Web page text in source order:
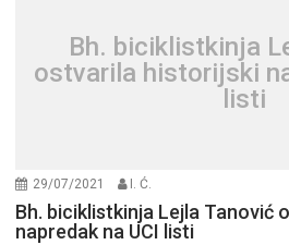
Bh. biciklistkinja
ostvarila historijski
listi
29/07/2021 I. Ć.
Bh. biciklistkinja Lejla Tanović
napredak na UCI listi